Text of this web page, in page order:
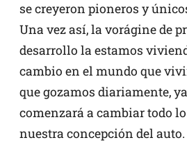
se creyeron pioneros y
Una vez así, la vorágine de
desarrollo la estamos
cambio en el mundo que
que gozamos diariamente,
comenzará a cambiar todo
nuestra concepción del auto.